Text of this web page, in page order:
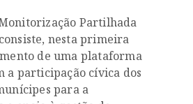
Partilhada
nesta primeira
de uma plataforma
a participação cívica dos
para a